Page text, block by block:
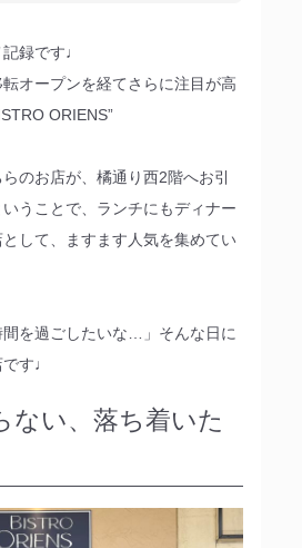
録です♩
オープンを経てさらに注目が高
ORIENS”
のお店が、橘通り西2階へお引
うことで、ランチにもディナー
して、ますます人気を集めてい
間を過ごしたいな…」そんな日に
す♩
ない、落ち着いた